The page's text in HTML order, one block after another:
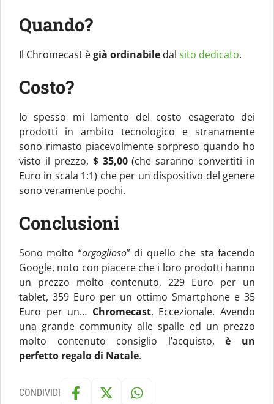
Quando?
Il Chromecast ègià ordinabile dal sito dedicato.
Costo?
Io spesso mi lamento del costo esagerato dei
prodotti in ambito tecnologico e stranamente
sono rimasto piacevolmente sorpreso quando ho
visto il prezzo, $ 35,00(che saranno convertiti in
Euro in scala 1:1) che per un dispositivo del genere
sono veramente pochi.
Conclusioni
Sono molto “orgoglioso” di quello che sta facendo
Google, noto con piacere che i loro prodotti hanno
un prezzo molto contenuto, 229 Euro per un
tablet, 359 Euro per un ottimo Smartphone e 35
Euro per un… Chromecast. Eccezionale. Avendo
una grande community alle spalle ed un prezzo
molto contenuto consiglio l’acquisto,è un
perfetto regalo di Natale.
CONDIVIDI